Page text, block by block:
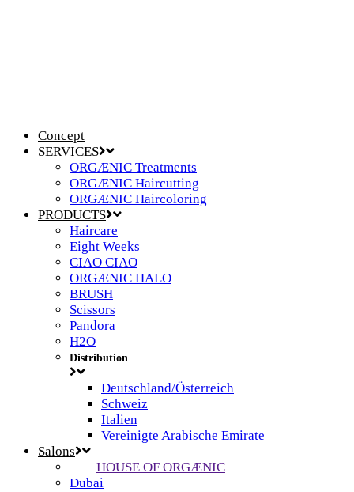
Concept
SERVICES
ORGÆNIC Treatments
ORGÆNIC Haircutting
ORGÆNIC Haircoloring
PRODUCTS
Haircare
Eight Weeks
CIAO CIAO
ORGÆNIC HALO
BRUSH
Scissors
Pandora
H2O
Distribution
Deutschland/Österreich
Schweiz
Italien
Vereinigte Arabische Emirate
Salons
HOUSE OF ORGÆNIC
Dubai